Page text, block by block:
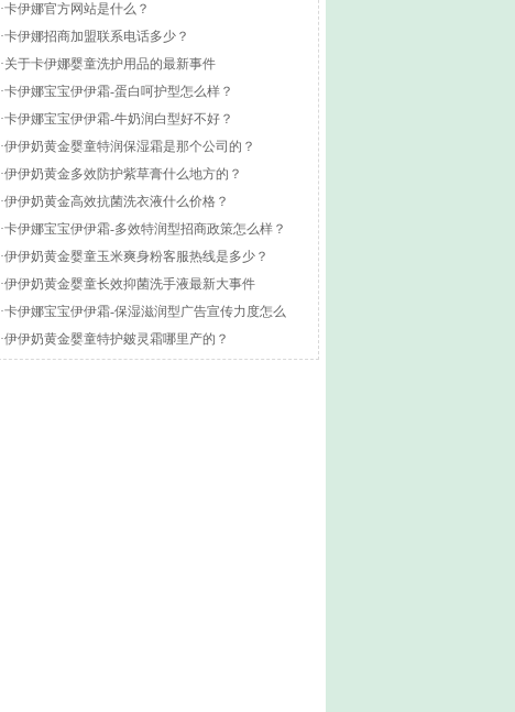
·卡伊娜官方网站是什么？
·卡伊娜招商加盟联系电话多少？
·关于卡伊娜婴童洗护用品的最新事件
·卡伊娜宝宝伊伊霜-蛋白呵护型怎么样？
·卡伊娜宝宝伊伊霜-牛奶润白型好不好？
·伊伊奶黄金婴童特润保湿霜是那个公司的？
·伊伊奶黄金多效防护紫草膏什么地方的？
·伊伊奶黄金高效抗菌洗衣液什么价格？
·卡伊娜宝宝伊伊霜-多效特润型招商政策怎么样？
·伊伊奶黄金婴童玉米爽身粉客服热线是多少？
·伊伊奶黄金婴童长效抑菌洗手液最新大事件
·卡伊娜宝宝伊伊霜-保湿滋润型广告宣传力度怎么
样？
·伊伊奶黄金婴童特护皴灵霜哪里产的？